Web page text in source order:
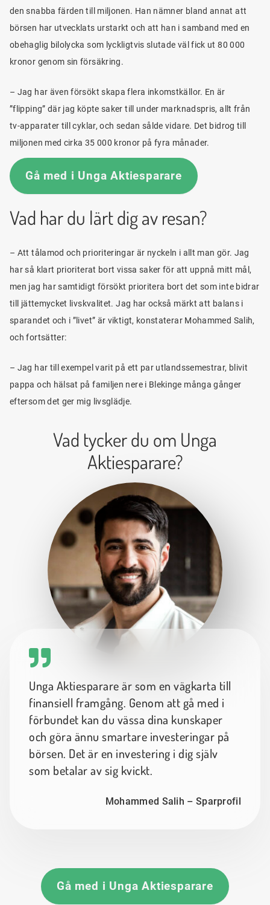
den snabba färden till miljonen. Han nämner bland annat att
börsen har utvecklats urstarkt och att han i samband med en
obehaglig bilolycka som lyckligtvis slutade väl fick ut 80 000
kronor genom sin försäkring.
– Jag har även försökt skapa flera inkomstkällor. En är
”flipping” där jag köpte saker till under marknadspris, allt från
tv-apparater till cyklar, och sedan sålde vidare. Det bidrog till
miljonen med cirka 35 000 kronor på fyra månader.
Gå med i Unga Aktiesparare
Vad har du lärt dig av resan?
– Att tålamod och prioriteringar är nyckeln i allt man gör. Jag
har så klart prioriterat bort vissa saker för att uppnå mitt mål,
men jag har samtidigt försökt prioritera bort det som inte bidrar
till jättemycket livskvalitet. Jag har också märkt att balans i
sparandet och i ”livet” är viktigt, konstaterar Mohammed Salih,
och fortsätter:
– Jag har till exempel varit på ett par utlandssemestrar, blivit
pappa och hälsat på familjen nere i Blekinge många gånger
eftersom det ger mig livsglädje.
Vad tycker du om Unga
Aktiesparare?
Unga Aktiesparare är som en vägkarta till
finansiell framgång. Genom att gå med i
förbundet kan du vässa dina kunskaper
och göra ännu smartare investeringar på
börsen. Det är en investering i dig själv
som betalar av sig kvickt.
Mohammed Salih – Sparprofil
Gå med i Unga Aktiesparare